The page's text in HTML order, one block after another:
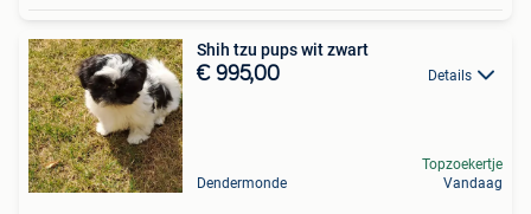
Shih tzu pups wit zwart
€ 995,00 Details
Dendermonde
Topzoekertje
Vandaag